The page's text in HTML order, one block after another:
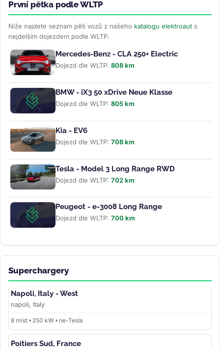
První pětka podle WLTP
Níže najdete seznam pěti vozů z našeho katalogu elektroaut s
nejdelším dojezdem podle WLTP.
Mercedes-Benz - CLA 250+ Electric
Dojezd dle WLTP: 808 km
BMW - iX3 50 xDrive Neue Klasse
Dojezd dle WLTP: 805 km
Kia - EV6
Dojezd dle WLTP: 708 km
Tesla - Model 3 Long Range RWD
Dojezd dle WLTP: 702 km
Peugeot - e-3008 Long Range
Dojezd dle WLTP: 700 km
Superchargery
Napoli, Italy - West
napoli, Italy
8 míst • 250 kW • ne-Tesla
Poitiers Sud, France